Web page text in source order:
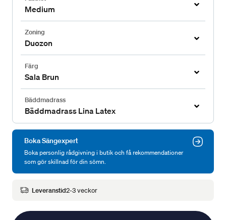
Medium
Zoning
Duozon
Färg
Sala Brun
Bäddmadrass
Bäddmadrass Lina Latex
Boka Sängexpert
Boka personlig rådgivning i butik och få rekommendationer
som gör skillnad för din sömn.
Leveranstid2-3 veckor